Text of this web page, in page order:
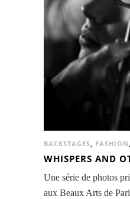
BACKSTAGES, FASHION,
WHISPERS AND
Une série de photos
aux Beaux Arts de